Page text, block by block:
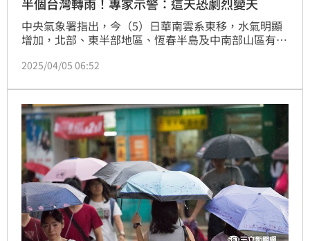
中央氣象署指出，今（5）日華南雲系東移，水氣明顯
增加，北部、東半部地區、恆春半島及中南部山區有局
帶雨具以備不時之需，南部平地則以多雲天氣為主；氣
低溫約18至21度，而白天高溫因降雨會有明顯下降，
北部及宜蘭約20、21度，中部及花東23至25度，南部
則維持在27至29度，南北溫差較大，南來北往請特別
留意
2025/04/05 06:52